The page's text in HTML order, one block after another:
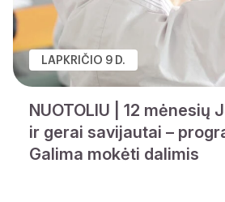
LAPKRIČIO 9 D.
NUOTOLIU | 12 mėnesių
ir gerai savijautai –
Galima mokėti dalimis